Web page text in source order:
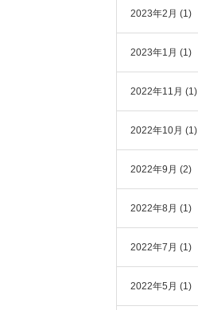
2023年2月 (1)
2023年1月 (1)
2022年11月 (1)
2022年10月 (1)
2022年9月 (2)
2022年8月 (1)
2022年7月 (1)
2022年5月 (1)